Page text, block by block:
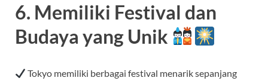
6. Memiliki Festival dan
Budaya yang Unik
Tokyo memiliki berbagai festival menarik sepanjang